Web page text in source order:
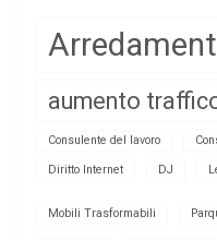
aumento
Consulente del lavoro
Diritto Internet DJ
Mobili Trasformabili